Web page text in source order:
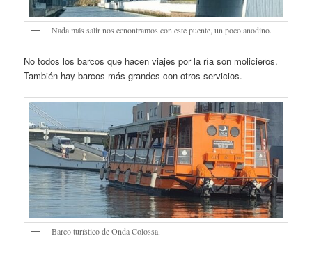
Nada más salir nos ecnontramos con este puente, un poco anodino.
No todos los barcos que hacen viajes por la ría son molicieros.
También hay barcos más grandes con otros servicios.
Barco turístico de Onda Colossa.